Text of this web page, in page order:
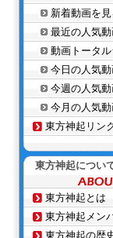
新着動画を見
最近の人気
動画トータ
今日の人気
今週の人気
今月の人気
東方神起リン
東方神起につい
東方神起とは
東方神起メン
東方神起の歴